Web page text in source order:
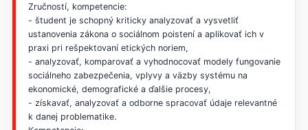
Zručností, kompetencie:
- študent je schopný kriticky analyzovať a vysvetliť
ustanovenia zákona o sociálnom poistení a aplikovať ich v
praxi pri rešpektovaní etických noriem,
- analyzovať, komparovať a vyhodnocovať modely fungovanie
sociálneho zabezpečenia, vplyvy a väzby systému na
ekonomické, demografické a ďalšie procesy,
- získavať, analyzovať a odborne spracovať údaje relevantné
k danej problematike.